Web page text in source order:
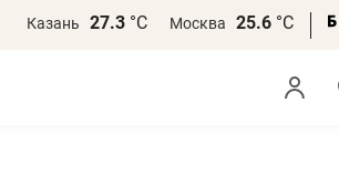
Казань 27.3 °С Москва 25.6 °С